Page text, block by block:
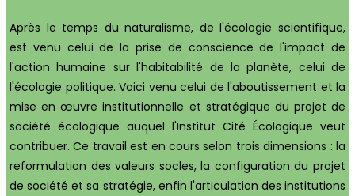
Après le temps du naturalisme, de l'écologie scientifique,
est venu celui de la prise de conscience de l'impact de
l'action humaine sur l'habitabilité de la planète, celui de
l'écologie politique. Voici venu celui de l'aboutissement et la
mise en œuvre institutionnelle et stratégique du projet de
société écologique auquel l'Institut Cité Écologique veut
contribuer. Ce travail est en cours selon trois dimensions : la
reformulation des valeurs socles, la configuration du projet
de société et sa stratégie, enfin l'articulation des institutions